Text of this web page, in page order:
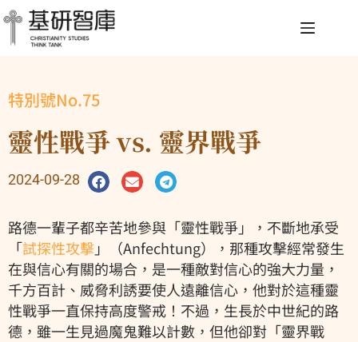
特別號No.75
靈性戰爭 vs. 靈界戰爭
2024-09-28
路德一輩子都辛苦地參與「靈性戰爭」，不斷地承受
「試探性攻擊」（Anfechtung），那種攻擊經常發生
在與信心有關的場合，是一種敵對信心的強大力量，
千方百計、威脅利誘要使人遠離信心，他對於這種靈
性戰爭一直保持高度警戒！不過，生長於中世紀的路
德，雖一生見過魔鬼難以計數，但他卻對「靈界戰